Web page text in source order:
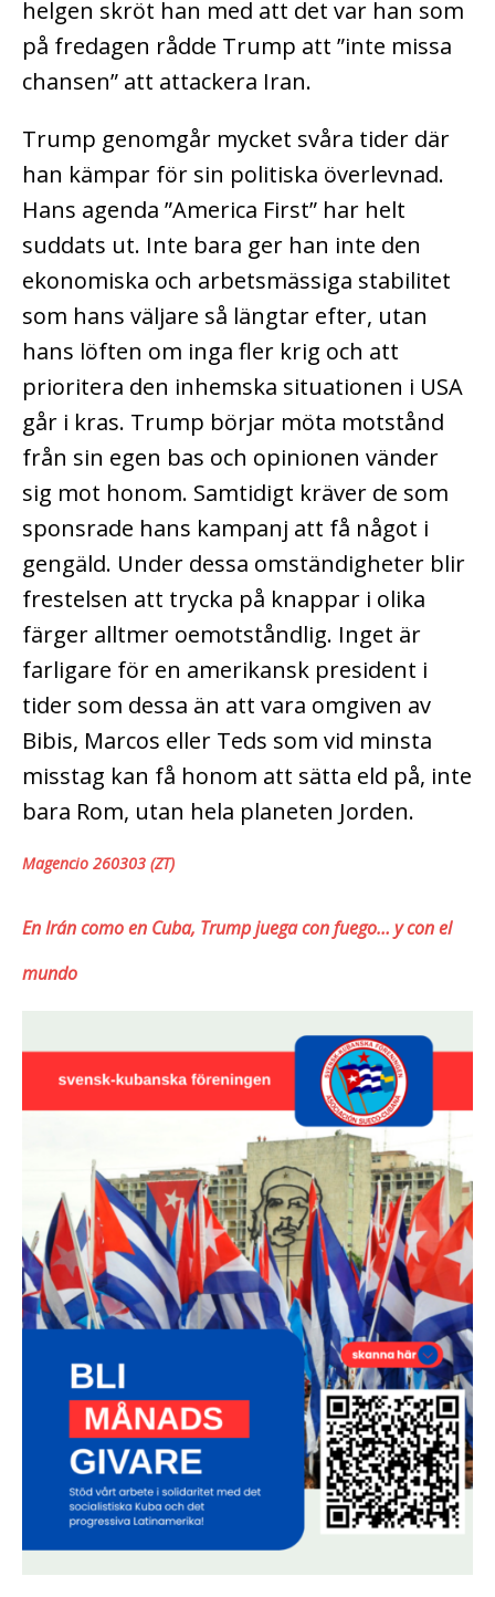
helgen skröt han med att det var han som
på fredagen rådde Trump att ”inte missa
chansen” att attackera Iran.
Trump genomgår mycket svåra tider där
han kämpar för sin politiska överlevnad.
Hans agenda ”America First” har helt
suddats ut. Inte bara ger han inte den
ekonomiska och arbetsmässiga stabilitet
som hans väljare så längtar efter, utan
hans löften om inga fler krig och att
prioritera den inhemska situationen i USA
går i kras. Trump börjar möta motstånd
från sin egen bas och opinionen vänder
sig mot honom. Samtidigt kräver de som
sponsrade hans kampanj att få något i
gengäld. Under dessa omständigheter blir
frestelsen att trycka på knappar i olika
färger alltmer oemotståndlig. Inget är
farligare för en amerikansk president i
tider som dessa än att vara omgiven av
Bibis, Marcos eller Teds som vid minsta
misstag kan få honom att sätta eld på, inte
bara Rom, utan hela planeten Jorden.
Magencio 260303 (ZT)
En Irán como en Cuba, Trump juega con fuego… y con el
mundo